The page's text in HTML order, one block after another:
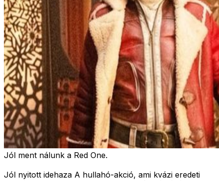
Jól ment nálunk a Red One.
Jól nyitott idehaza A hullahó-akció, ami kvázi eredeti